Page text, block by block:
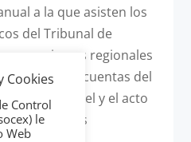
a la que asisten los
del Tribunal de
organismos regionales
de las cuentas del
de alto nivel y el acto
de cuantos
Cookies
Control
le
Web